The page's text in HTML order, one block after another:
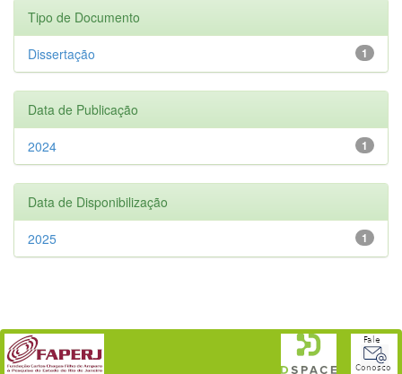
Tipo de Documento
1
Dissertação
Data de Publicação
1
2024
Data de Disponibilização
1
2025